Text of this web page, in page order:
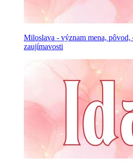
Miloslava - význam mena, pôvod,
zaujímavosti